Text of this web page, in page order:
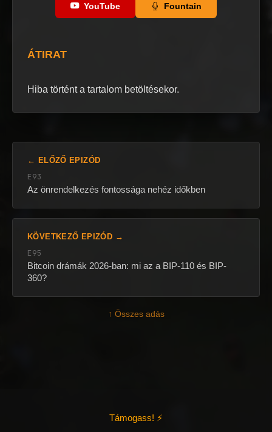
YouTube Fountain
ÁTIRAT
Hiba történt a tartalom betöltésekor.
← ELŐZŐ EPIZÓD
E93
Az önrendelkezés fontossága nehéz időkben
KÖVETKEZŐ EPIZÓD →
E95
Bitcoin drámák 2026-ban: mi az a BIP-110 és BIP-
360?
↑ Összes adás
Támogass! ⚡